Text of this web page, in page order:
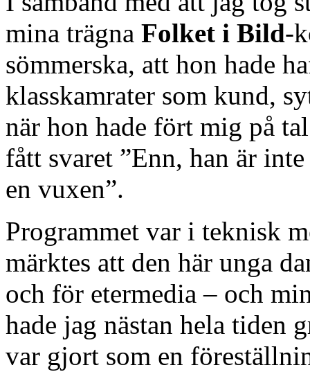
mina trägna Folket i Bild-
sömmerska, att hon hade
klasskamrater som kund,
när hon hade fört mig på
fått svaret ”Enn, han är
en vuxen”.
Programmet var i teknisk
märktes att den här unga
och för etermedia – och
hade jag nästan hela tiden
var gjort som en